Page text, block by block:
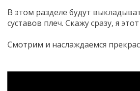
В этом разделе будут
суставов плеч. Скажу сразу, я
Смотрим и наслаждаемся